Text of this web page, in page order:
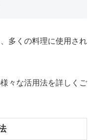
多くの料理に使用され
々な活用法を詳しくご